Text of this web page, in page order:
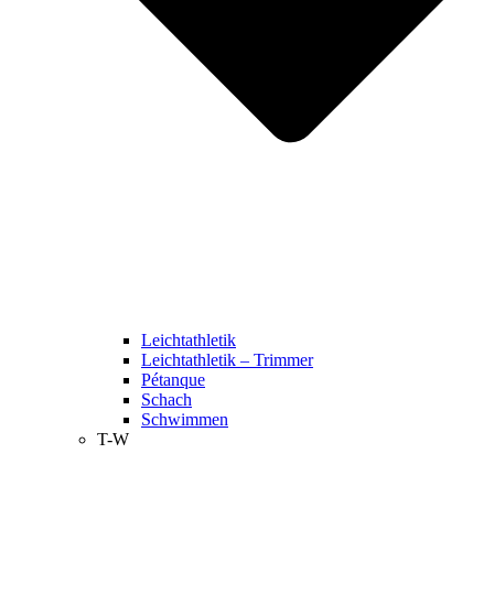
Leichtathletik
Leichtathletik – Trimmer
Pétanque
Schach
Schwimmen
T-W